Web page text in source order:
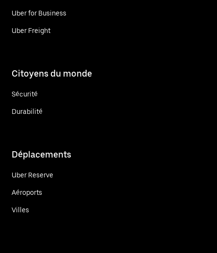
Uber for Business
Uber Freight
Citoyens du monde
Sécurité
Durabilité
Déplacements
Uber Reserve
Aéroports
Villes